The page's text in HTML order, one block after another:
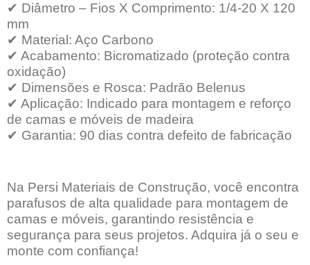
✔ Diâmetro – Fios X Comprimento: 1/4-20 X 120
mm
✔ Material: Aço Carbono
✔ Acabamento: Bicromatizado (proteção contra
oxidação)
✔ Dimensões e Rosca: Padrão Belenus
✔ Aplicação: Indicado para montagem e reforço
de camas e móveis de madeira
✔ Garantia: 90 dias contra defeito de fabricação
Na Persi Materiais de Construção, você encontra
parafusos de alta qualidade para montagem de
camas e móveis, garantindo resistência e
segurança para seus projetos. Adquira já o seu e
monte com confiança!